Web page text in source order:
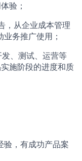
验；
，从企业成本管理
务推广使用；
、测试、运营等
施阶段的进度和质
验，有成功产品案